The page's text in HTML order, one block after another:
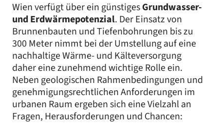
Wien verfügt über ein günstigesGrundwasser-
und Erdwärmepotenzial. Der Einsatz von
Brunnenbauten und Tiefenbohrungen bis zu
300 Meter nimmt bei der Umstellung auf eine
nachhaltige Wärme- und Kälteversorgung
daher eine zunehmend wichtige Rolle ein.
Neben geologischen Rahmenbedingungen und
genehmigungsrechtlichen Anforderungen im
urbanen Raum ergeben sich eine Vielzahl an
Fragen, Herausforderungen und Chancen: